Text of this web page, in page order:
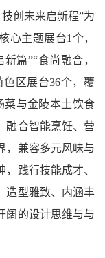
创未来启新程”为
心主题展台1个，
篇”“食尚融合，
色区展台36个，覆
菜与金陵本土饮食
融合智能烹饪、营
，兼容多元风味与
践行技能成才、
造型雅致、内涵丰
阔的设计思维与与